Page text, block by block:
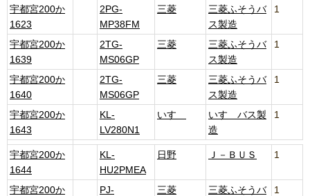
宇都宮200か
1623
2PG-
MP38FM
三菱
三菱ふそうバ
ス製造
1
宇都宮200か
1639
2TG-
MS06GP
三菱
三菱ふそうバ
ス製造
1
宇都宮200か
1640
2TG-
MS06GP
三菱
三菱ふそうバ
ス製造
1
宇都宮200か
1643
KL-
LV280N1
いすゞ
いすゞバス製
造
1
宇都宮200か
1644
KL-
HU2PMEA
日野 Ｊ－ＢＵＳ 1
宇都宮200か
PJ-
三菱
三菱ふそうバ
1